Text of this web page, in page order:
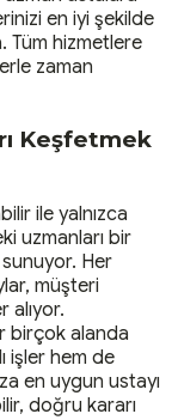
en iyi şekilde
Tüm hizmetlere
zaman
Keşfetmek
ile yalnızca
uzmanları bir
Her
müşteri
alıyor.
birçok alanda
işler hem de
en uygun ustayı
doğru kararı